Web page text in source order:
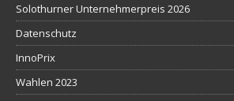
Solothurner Unternehmerpreis 2026
Datenschutz
InnoPrix
Wahlen 2023